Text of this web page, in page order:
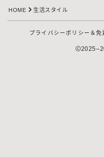
HOME 生活スタイル
プライバシーポリシー＆免